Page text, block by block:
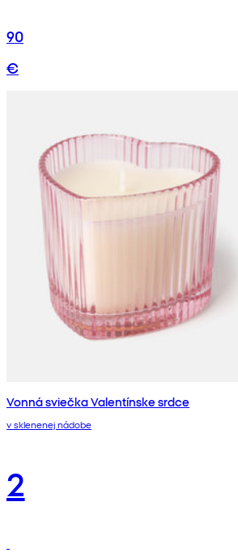
90
€
Vonná sviečka Valentínske srdce
v sklenenej nádobe
2